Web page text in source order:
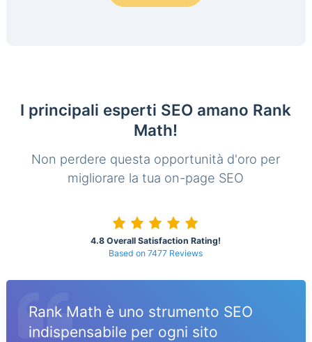
I principali esperti SEO amano Rank
Math!
Non perdere questa opportunità d'oro per
migliorare la tua on-page SEO
4.8 Overall Satisfaction Rating!
Based on 7477 Reviews
Rank Math è uno strumento SEO
indispensabile per ogni sito